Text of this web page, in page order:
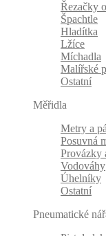
Řezačky
Špachtle
Hladítka
Lžíce
Míchadla
Malířské
Ostatní
Měřidla
Metry a
Posuvná
Provázky
Vodováhy
Úhelníky
Ostatní
Pneumatické